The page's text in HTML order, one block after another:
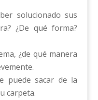
solucionado sus
¿De qué forma?
¿de qué manera
puede sacar de la
carpeta.